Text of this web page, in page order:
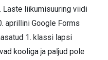
Laste liikumisuuring viidi
aprillini Google Forms
1. klassi lapsi
kooliga ja paljud pole